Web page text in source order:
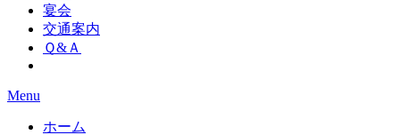
宴会
交通案内
Ｑ&Ａ
Menu
ホーム